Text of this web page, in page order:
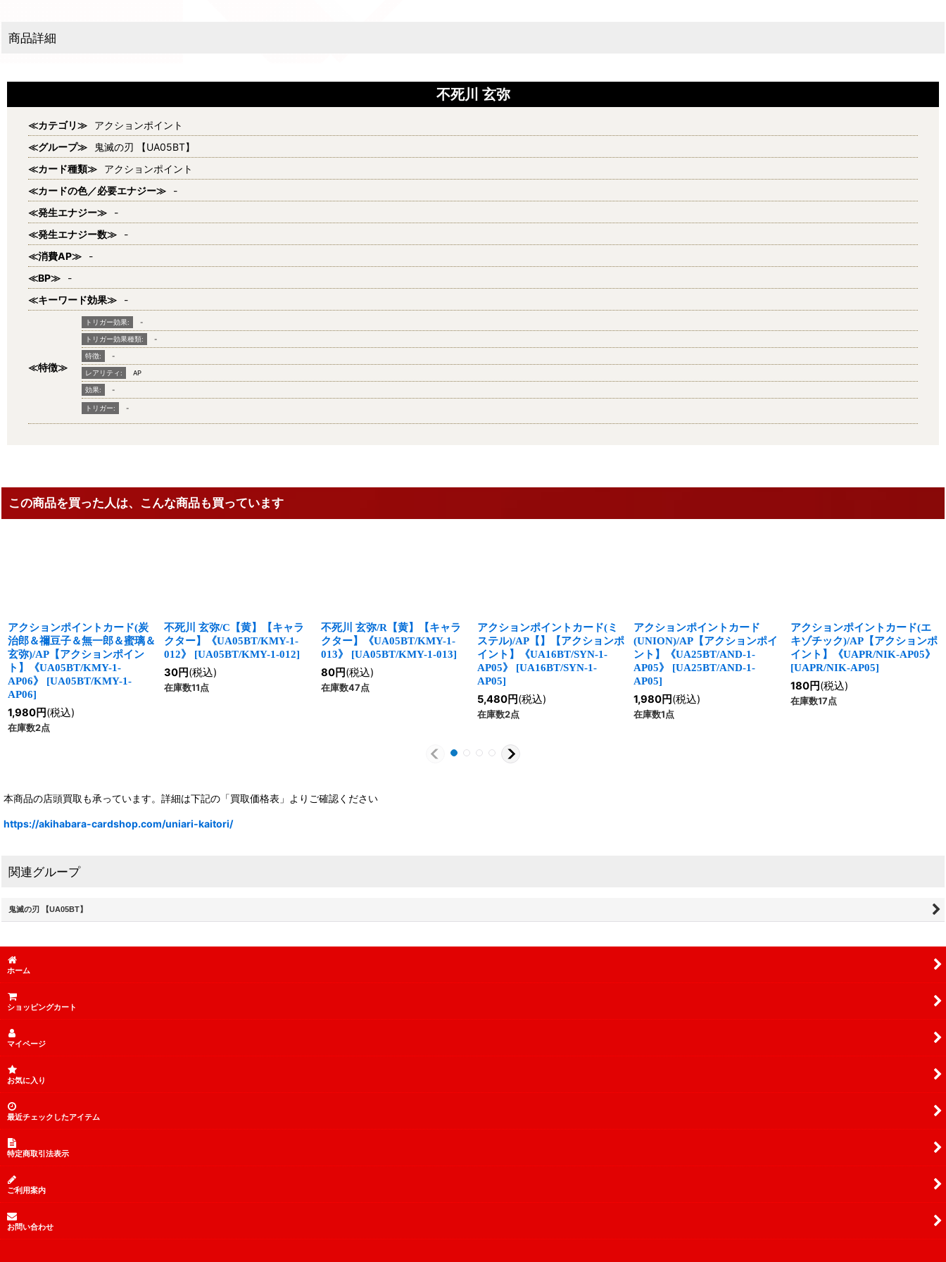
商品詳細
不死川 玄弥
≪カテゴリ≫
アクションポイント
≪グループ≫
鬼滅の刃 【UA05BT】
≪カード種類≫
アクションポイント
≪カードの色／必要エナジー≫
-
≪発生エナジー≫
-
≪発生エナジー数≫
-
≪消費AP≫
-
≪BP≫
-
≪キーワード効果≫
-
≪特徴≫
トリガー効果: -
トリガー効果種類: -
特徴: -
レアリティ: AP
効果: -
トリガー: -
この商品を買った人は、こんな商品も買っています
アクションポイントカード(炭
治郎＆禰豆子＆無一郎＆蜜璃＆
玄弥)/AP【アクションポイン
ト】《UA05BT/KMY-1-
AP06》
[UA05BT/KMY-1-
AP06]
1,980円(税込)
在庫数2点
不死川 玄弥/C【黄】【キャラ
クター】《UA05BT/KMY-1-
012》
[UA05BT/KMY-1-012]
30円(税込)
在庫数11点
不死川 玄弥/R【黄】【キャラ
クター】《UA05BT/KMY-1-
013》
[UA05BT/KMY-1-013]
80円(税込)
在庫数47点
アクションポイントカード(ミ
ステル)/AP【】【アクションポ
イント】《UA16BT/SYN-1-
AP05》
[UA16BT/SYN-1-
AP05]
5,480円(税込)
在庫数2点
アクションポイントカード
(UNION)/AP【アクションポイ
ント】《UA25BT/AND-1-
AP05》
[UA25BT/AND-1-
AP05]
1,980円(税込)
在庫数1点
アクションポイントカード(エ
キゾチック)/AP【アクションポ
イント】《UAPR/NIK-AP05》
[UAPR/NIK-AP05]
180円(税込)
在庫数17点
本商品の店頭買取も承っています。詳細は下記の「買取価格表」よりご確認ください
https://akihabara-cardshop.com/uniari-kaitori/
関連グループ
鬼滅の刃 【UA05BT】
ホーム
ショッピングカート
マイページ
お気に入り
最近チェックしたアイテム
特定商取引法表示
ご利用案内
お問い合わせ